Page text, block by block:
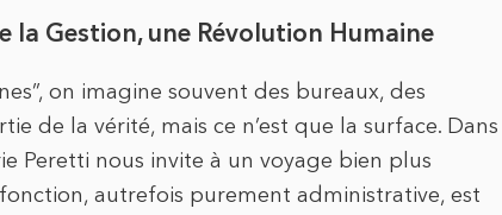
la Gestion, une Révolution Humaine
on imagine souvent des bureaux, des
de la vérité, mais ce n’est que la surface. Dans
Peretti nous invite à un voyage bien plus
autrefois purement administrative, est